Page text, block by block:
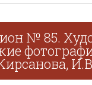
№ 85.